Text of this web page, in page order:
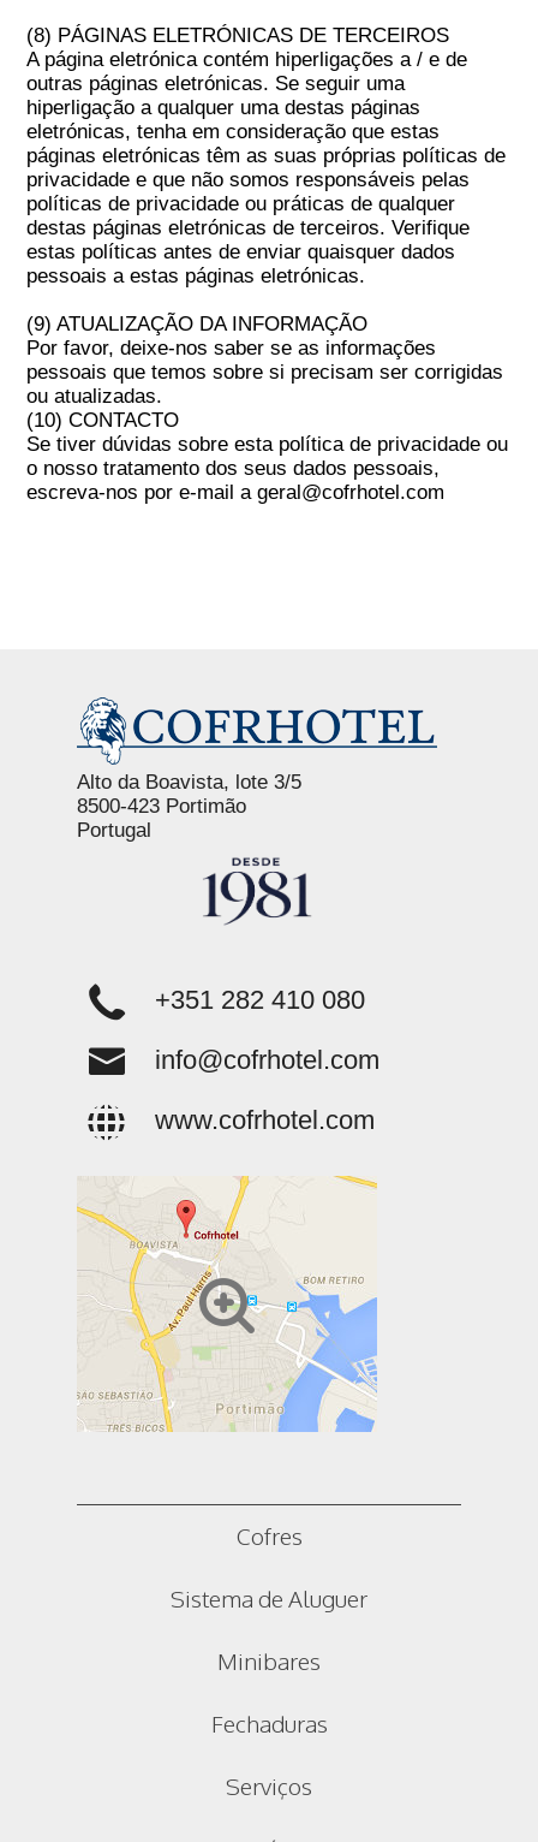
(8) PÁGINAS ELETRÓNICAS DE TERCEIROS
A página eletrónica contém hiperligações a / e de
outras páginas eletrónicas. Se seguir uma
hiperligação a qualquer uma destas páginas
eletrónicas, tenha em consideração que estas
páginas eletrónicas têm as suas próprias políticas de
privacidade e que não somos responsáveis pelas
políticas de privacidade ou práticas de qualquer
destas páginas eletrónicas de terceiros. Verifique
estas políticas antes de enviar quaisquer dados
pessoais a estas páginas eletrónicas.
(9) ATUALIZAÇÃO DA INFORMAÇÃO
Por favor, deixe-nos saber se as informações
pessoais que temos sobre si precisam ser corrigidas
ou atualizadas.
(10) CONTACTO
Se tiver dúvidas sobre esta política de privacidade ou
o nosso tratamento dos seus dados pessoais,
escreva-nos por e-mail a geral@cofrhotel.com
Alto da Boavista, lote 3/5
8500-423 Portimão
Portugal
+351 282 410 080
info@cofrhotel.com
www.cofrhotel.com
Cofres
Sistema de Aluguer
Minibares
Fechaduras
Serviços